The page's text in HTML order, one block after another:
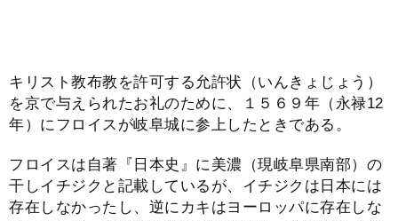
キリスト教布教を許可する允許状（いんきょじょう）
を京で与えられたお礼のために、１５６９年（永禄12
年）にフロイスが岐阜城に参上したときである。
フロイスは自著『日本史』に美濃（現岐阜県南部）の
干しイチジクと記載しているが、イチジクは日本には
存在しなかったし、逆にカキはヨーロッパに存在しな